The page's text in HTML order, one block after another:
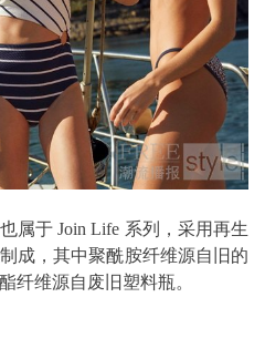
于 Join Life 系列，采用再生
成，其中聚酰胺纤维源自旧的
纤维源自废旧塑料瓶。